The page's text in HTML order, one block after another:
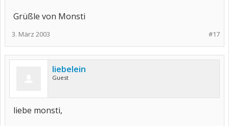
Grüßle von Monsti
#17
3. März 2003
liebelein
Guest
liebe monsti,